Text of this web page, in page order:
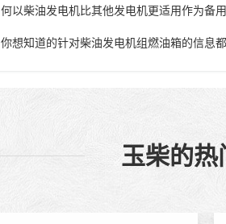
何以柴油发电机比其他发电机更适用作为备用
你想知道的针对柴油发电机组燃油箱的信息
玉柴的热